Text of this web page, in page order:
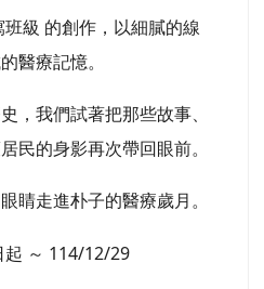
級 的創作，以細膩的線
醫療記憶。
，我們試著把那些故事、
民的身影再次帶回眼前。
睛走進朴子的醫療歲月。
起 ～ 114/12/29